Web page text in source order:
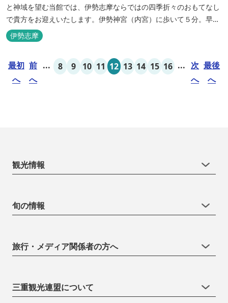
と神域を望む当館では、伊勢志摩ならではの四季折々のおもてなし
で貴方をお迎えいたします。伊勢神宮（内宮）に歩いて５分。早朝
参拝を体験できます。
伊勢志摩
最初
へ
前
へ
... 8 9 10 11 12 13 14 15 16 ... 次
へ
最後
へ
観光情報
旬の情報
旅行・メディア関係者の方へ
三重観光連盟について